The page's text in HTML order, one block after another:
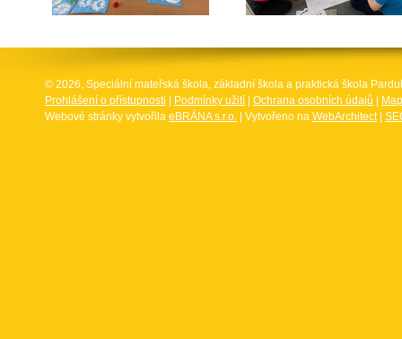
© 2026, Speciální mateřská škola, základní škola a praktická škola
Prohlášení o přístupnosti
Podmínky užití Ochrana osobních údajů
Webové stránky vytvořila eBRÁNA s.r.o. | Vytvořeno na WebArchitect|